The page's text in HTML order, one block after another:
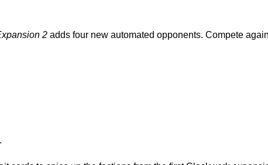
2 adds four new automated opponents. Compete